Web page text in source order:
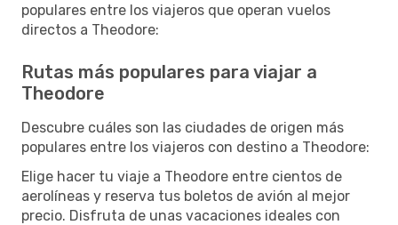
populares entre los viajeros que operan vuelos
directos a Theodore:
Rutas más populares para viajar a
Theodore
Descubre cuáles son las ciudades de origen más
populares entre los viajeros con destino a Theodore:
Elige hacer tu viaje a Theodore entre cientos de
aerolíneas y reserva tus boletos de avión al mejor
precio. Disfruta de unas vacaciones ideales con